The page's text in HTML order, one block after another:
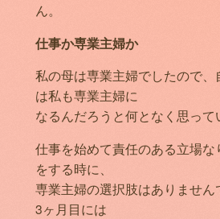
ん。
仕事か専業主婦か
私の母は専業主婦でしたので、
は私も専業主婦に
なるんだろうと何となく思って
仕事を始めて責任のある立場な
をする時に、
専業主婦の選択肢はありません
3ヶ月目には